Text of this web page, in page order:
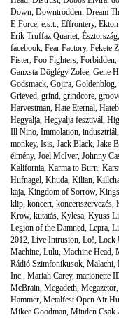
Down, Downtrodden, Dream
E-Force, e.s.t., Effrontery,
Erik Truffaz Quartet, Észtország,
facebook, Fear Factory, Fekete
Fister, Foo Fighters, Forbidden,
Ganxsta Döglégy Zolee, Gene
Godsmack, Gojira, Goldenblog,
Grieved, grind, grindcore,
Harvestman, Hate Eternal,
Hegyalja, Hegyalja fesztivál,
Ill Nino, Immolation, indusztriál,
monkey, Isis, Jack Black, Jake
élmény, Joel McIver, Johnny
Kalifornia, Karma to Burn,
Hufnagel, Khuda, Kilian,
kaja, Kingdom of Sorrow,
klip, koncert, koncertszervezés,
Krow, kutatás, Kylesa, Kyuss
Legion of the Damned, Lepra,
2012, Live Intrusion, Lo!, Lock
Machine, Lulu, Machine Head,
Rádió Szimfonikusok, Malachi,
Inc., Mariah Carey, marionette
McBrain, Megadeth, Megazetor,
Hammer, Metalfest Open Air
Mikee Goodman, Minden Csak